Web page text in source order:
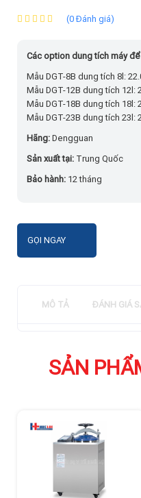
(0 Đánh giá)
Các option dung tích máy
Mẫu DGT-8B dung tích 8l:
Mẫu DGT-12B dung tích 12l:
Mẫu DGT-18B dung tích 18l:
Mẫu DGT-23B dung tích 23l:
Hãng:Dengguan
Sản xuất tại: Trung Quốc
Bảo hành: 12 tháng
GỌI NGAY
MÔ TẢ ĐÁNH GIÁ
SẢN